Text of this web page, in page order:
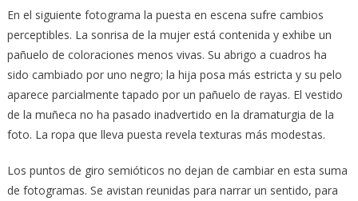
En el siguiente fotograma la puesta en escena sufre cambios
perceptibles. La sonrisa de la mujer está contenida y exhibe un
pañuelo de coloraciones menos vivas. Su abrigo a cuadros ha
sido cambiado por uno negro; la hija posa más estricta y su pelo
aparece parcialmente tapado por un pañuelo de rayas. El vestido
de la muñeca no ha pasado inadvertido en la dramaturgia de la
foto. La ropa que lleva puesta revela texturas más modestas.
Los puntos de giro semióticos no dejan de cambiar en esta suma
de fotogramas. Se avistan reunidas para narrar un sentido, para